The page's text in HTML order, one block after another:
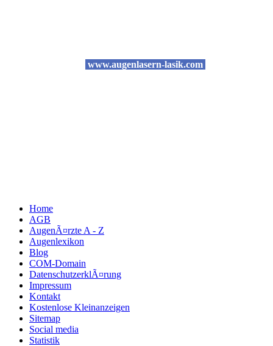
www.augenlasern-lasik.com
Home
AGB
AugenÃ¤rzte A - Z
Augenlexikon
Blog
COM-Domain
DatenschutzerklÃ¤rung
Impressum
Kontakt
Kostenlose Kleinanzeigen
Sitemap
Social media
Statistik